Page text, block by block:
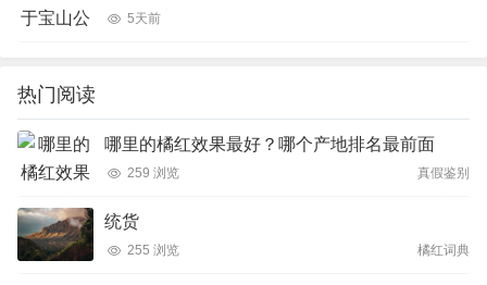
5天前
热门阅读
哪里的橘红效果最好？哪个产地排名最前面
259 浏览 真假鉴别
统货
255 浏览 橘红词典